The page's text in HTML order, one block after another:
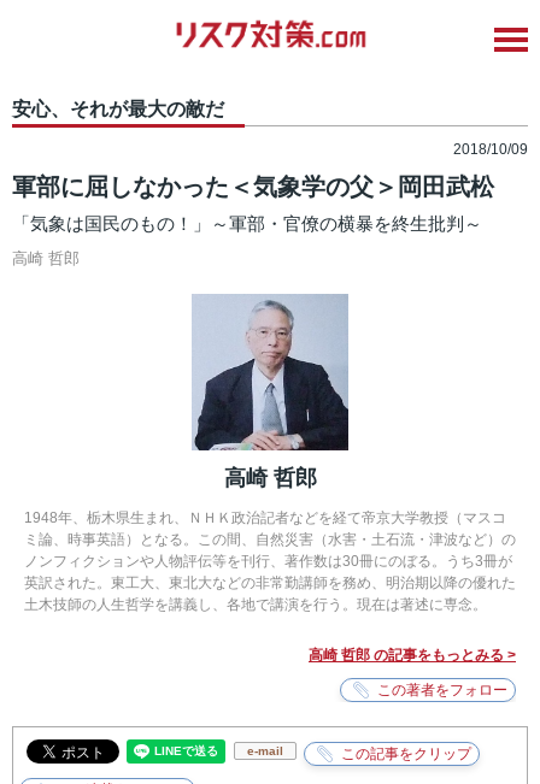
安心、それが最大の敵だ
2018/10/09
軍部に屈しなかった＜気象学の父＞岡田武松
「気象は国民のもの！」～軍部・官僚の横暴を終生批判～
高崎 哲郎
高崎 哲郎
1948年、栃木県生まれ、ＮＨＫ政治記者などを経て帝京大学教授（マスコ
ミ論、時事英語）となる。この間、自然災害（水害・土石流・津波など）の
ノンフィクションや人物評伝等を刊行、著作数は30冊にのぼる。うち3冊が
英訳された。東工大、東北大などの非常勤講師を務め、明治期以降の優れた
土木技師の人生哲学を講義し、各地で講演を行う。現在は著述に専念。
高崎 哲郎 の記事をもっとみる >
e-mail